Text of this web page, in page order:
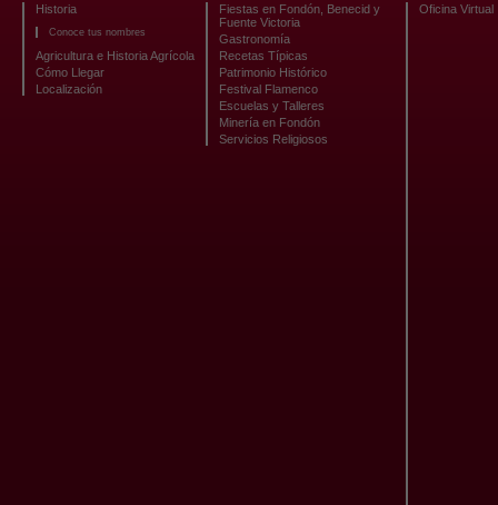
Historia
Conoce tus nombres
Agricultura e Historia Agrícola
Cómo Llegar
Localización
Fiestas en Fondón, Benecid y
Fuente Victoria
Gastronomía
Recetas Típicas
Patrimonio Histórico
Festival Flamenco
Escuelas y Talleres
Minería en Fondón
Servicios Religiosos
Oficina Virtual